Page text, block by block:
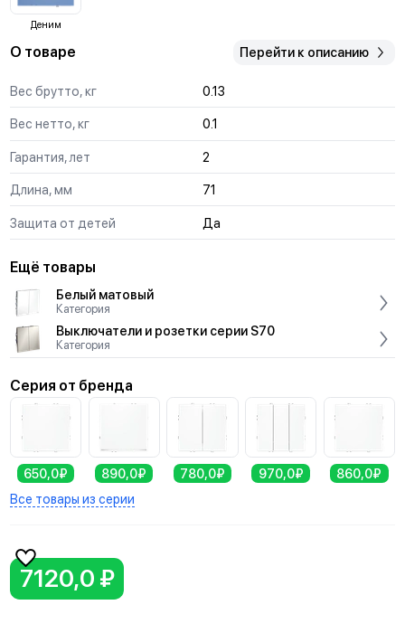
Деним
О товаре Перейти к описанию
Вес брутто, кг 0.13
Вес нетто, кг 0.1
Гарантия, лет 2
Длина, мм 71
Защита от детей Да
Ещё товары
Белый матовый
Категория
Выключатели и розетки серии S70
Категория
Серия от бренда
650,0₽ 890,0₽ 780,0₽ 970,0₽
860,0₽
Все товары из серии
7120,0 ₽